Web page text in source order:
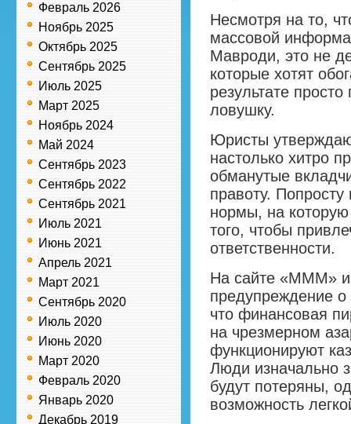
Февраль 2026
Ноябрь 2025
Октябрь 2025
Сентябрь 2025
Июль 2025
Март 2025
Ноябрь 2024
Май 2024
Сентябрь 2023
Сентябрь 2022
Сентябрь 2021
Июль 2021
Июнь 2021
Апрель 2021
Март 2021
Сентябрь 2020
Июль 2020
Июнь 2020
Март 2020
Февраль 2020
Январь 2020
Декабрь 2019
Несмотря на то,
массовой
Мавроди, это не
которые хотят
результате
ловушку.
Юристы
настолько хитро
обманутые
правоту. Попросту
нормы, на
того, чтобы
ответственности.
На сайте «МММ»
предупреждение о
что финансовая
на чрезмерном
функционируют
Люди изначально
будут потеряны,
возможность